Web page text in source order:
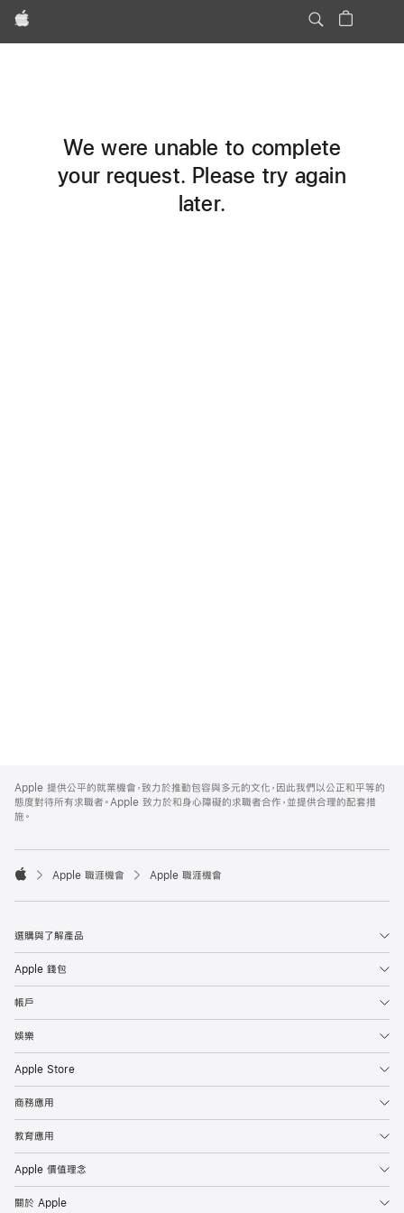
Apple
We were unable to complete
your request. Please try again
later.
Footer
Apple 提供公平的就業機會，致力於推動包容與多元的文化，因此我們以公正和平等的
態度對待所有求職者。Apple 致力於和身心障礙的求職者合作，並提供合理的配套措
施。

Apple 職涯機會 Apple 職涯機會
選購與了解產品
Apple 錢包
帳戶
娛樂
Apple Store
商務應用
教育應用
Apple 價值理念
關於 Apple